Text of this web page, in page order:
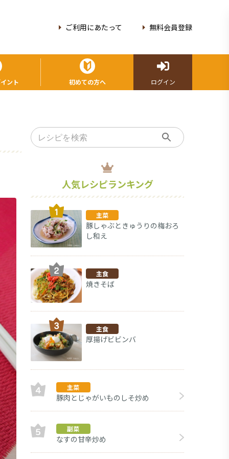
ご利用にあたって 無料会員登録
ント 初めての方へ ログイン
人気レシピランキング
主菜
豚しゃぶときゅうりの梅おろ
し和え
主食
焼きそば
主食
厚揚げビビンバ
主菜
豚肉とじゃがいものしそ炒め
副菜
なすの甘辛炒め